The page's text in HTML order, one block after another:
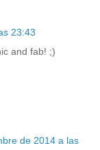
23:43
and fab! ;)
de 2014 a las